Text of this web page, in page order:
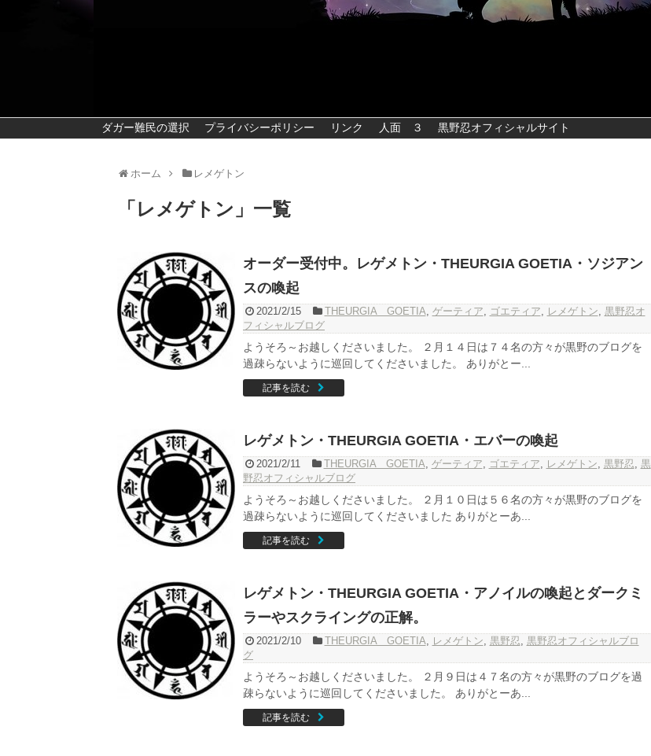
ダガー難民の選択 プライバシーポリシー リンク 人面 ３ 黒野忍オフィシャルサイト
ホーム レメゲトン
「 レメゲトン 」 一覧
オーダー受付中。レゲメトン・THEURGIA GOETIA・ソジアン
スの喚起
2021/2/15 THEURGIA GOETIA, ゲーティア, ゴエティア, レメゲトン, 黒野忍オ
フィシャルブログ
ようそろ～お越しくださいました。 ２月１４日は７４名の方々が黒野のブログを
過疎らないように巡回してくださいました。 ありがとー...
記事を読む
レゲメトン・THEURGIA GOETIA・エバーの喚起
2021/2/11 THEURGIA GOETIA, ゲーティア, ゴエティア, レメゲトン, 黒野忍, 黒
野忍オフィシャルブログ
ようそろ～お越しくださいました。 ２月１０日は５６名の方々が黒野のブログを
過疎らないように巡回してくださいました ありがとーあ...
記事を読む
レゲメトン・THEURGIA GOETIA・アノイルの喚起とダークミ
ラーやスクライングの正解。
2021/2/10 THEURGIA GOETIA, レメゲトン, 黒野忍, 黒野忍オフィシャルブロ
グ
ようそろ～お越しくださいました。 ２月９日は４７名の方々が黒野のブログを過
疎らないように巡回してくださいました。 ありがとーあ...
記事を読む